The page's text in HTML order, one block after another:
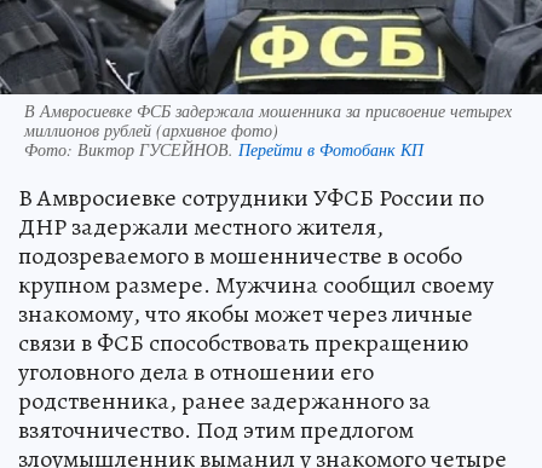
В Амвросиевке ФСБ задержала мошенника за присвоение четырех
миллионов рублей (архивное фото)
Фото: Виктор ГУСЕЙНОВ. Перейти в Фотобанк КП
В Амвросиевке сотрудники УФСБ России по
ДНР задержали местного жителя,
подозреваемого в мошенничестве в особо
крупном размере. Мужчина сообщил своему
знакомому, что якобы может через личные
связи в ФСБ способствовать прекращению
уголовного дела в отношении его
родственника, ранее задержанного за
взяточничество. Под этим предлогом
злоумышленник выманил у знакомого четыре